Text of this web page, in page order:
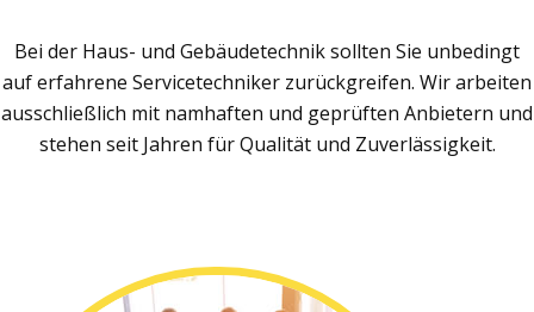
Bei der Haus- und Gebäudetechnik sollten Sie unbedingt
auf erfahrene Servicetechniker zurückgreifen. Wir arbeiten
ausschließlich mit namhaften und geprüften Anbietern und
stehen seit Jahren für Qualität und Zuverlässigkeit.